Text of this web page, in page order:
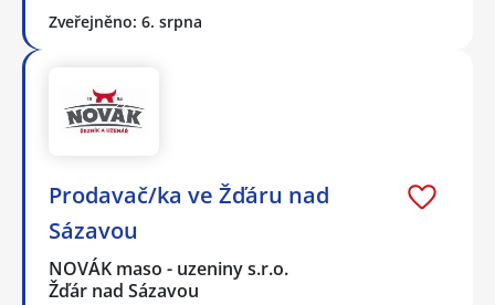
Zveřejněno: 6. srpna
Prodavač/ka ve Žďáru nad
Sázavou
NOVÁK maso - uzeniny s.r.o.
Žďár nad Sázavou